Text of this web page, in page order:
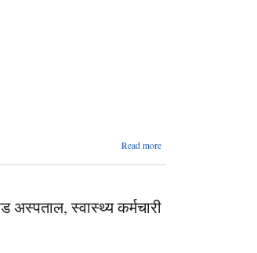
Read more
स्वास्थ्य कर्मचारी